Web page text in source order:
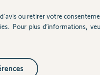
ou retirer votre
Pour plus d’informations,